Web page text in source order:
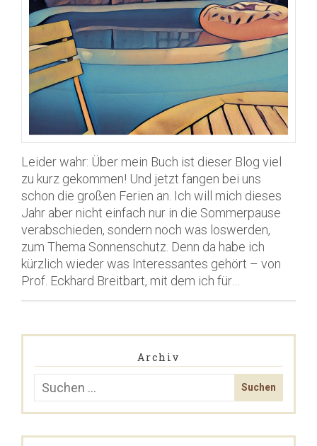
Leider wahr: Über mein Buch ist dieser Blog viel
zu kurz gekommen! Und jetzt fangen bei uns
schon die großen Ferien an. Ich will mich dieses
Jahr aber nicht einfach nur in die Sommerpause
verabschieden, sondern noch was loswerden,
zum Thema Sonnenschutz. Denn da habe ich
kürzlich wieder was Interessantes gehört – von
Prof. Eckhard Breitbart, mit dem ich für…
Archiv